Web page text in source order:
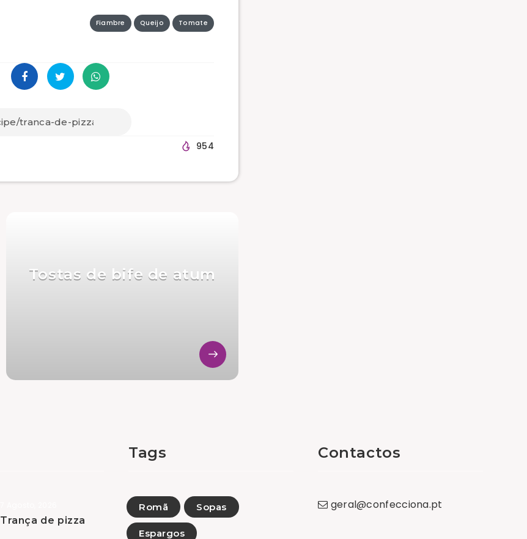
Fiambre Queijo Tomate
954
Tostas de bife de atum
Trança de pizza
Tags
Romã Sopas
Espargos
Contactos
geral@confecciona.pt